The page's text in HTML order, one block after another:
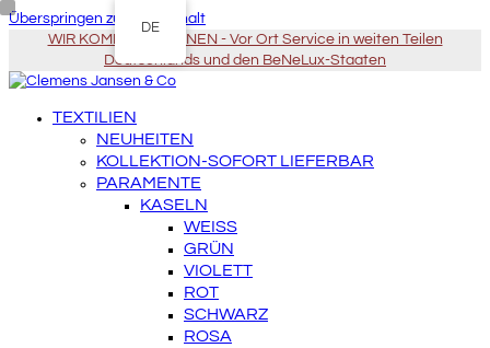
Überspringen zu Hauptinhalt
WIR KOMMEN ZU IHNEN - Vor Ort Service in weiten Teilen
Deutschlands und den BeNeLux-Staaten
TEXTILIEN
NEUHEITEN
KOLLEKTION-SOFORT LIEFERBAR
PARAMENTE
KASELN
WEISS
GRÜN
VIOLETT
ROT
SCHWARZ
ROSA
DE